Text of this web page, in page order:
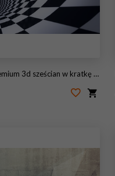
3d sześcian w kratkę tunelu